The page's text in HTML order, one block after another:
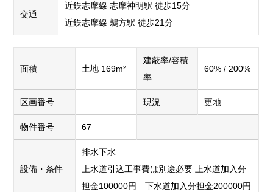
交通
近鉄志摩線 志摩神明駅 徒歩15分
近鉄志摩線 鵜方駅 徒歩21分
面積 土地 169m²
建蔽率/容積
率
60% / 200%
区画番号 現況 更地
物件番号 67
設備・条件
排水下水
上水道引込工事費は別途必要 上水道加入分
担金100000円 下水道加入分担金200000円